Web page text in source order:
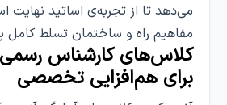
می‌دهد تا از تجربه‌ی اساتید نهایت
مفاهیم راه و ساختمان تسلط کامل
کلاس‌های کارشناس
برای هم‌افزایی تخصصی